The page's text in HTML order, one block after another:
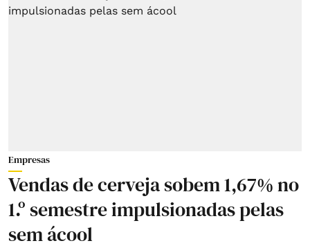
Empresas
Vendas de cerveja sobem 1,67% no
1.º semestre impulsionadas pelas
sem ácool